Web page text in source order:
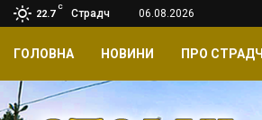
22.7
C
Страдч 06.08.2026
ГОЛОВНА НОВИНИ ПРО СТРАДЧ